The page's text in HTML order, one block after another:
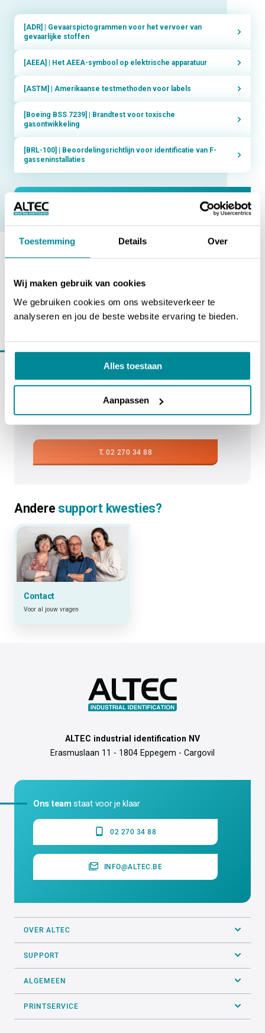
Toestemming Details Over
Wij maken gebruik van cookies
We gebruiken cookies om ons websiteverkeer te
analyseren en jou de beste website ervaring te bieden.
Alles toestaan
Aanpassen
[ADR] | Gevaarspictogrammen voor het vervoer van
gevaarlijke stoffen
[AEEA] | Het AEEA-symbool op elektrische apparatuur
[ASTM] | Amerikaanse testmethoden voor labels
[Boeing BSS 7239] | Brandtest voor toxische
gasontwikkeling
[BRL-100] | Beoordelingsrichtlijn voor identificatie van F-
gasseninstallaties
Even incontact komen?
17.00 uur via 02 270 34 88 (vrijdag tot 16.00
uur). Of vul het contactformulier in, dan nemen
we zo snel mogelijk contact met je op.
T. 02 270 34 88
Andere support kwesties?
Contact
Voor al jouw vragen
ALTEC industrial identification NV
Erasmuslaan 11 - 1804 Eppegem - Cargovil
Ons team staat voor je klaar
02 270 34 88
INFO@ALTEC.BE
OVER ALTEC
SUPPORT
ALGEMEEN
PRINTSERVICE